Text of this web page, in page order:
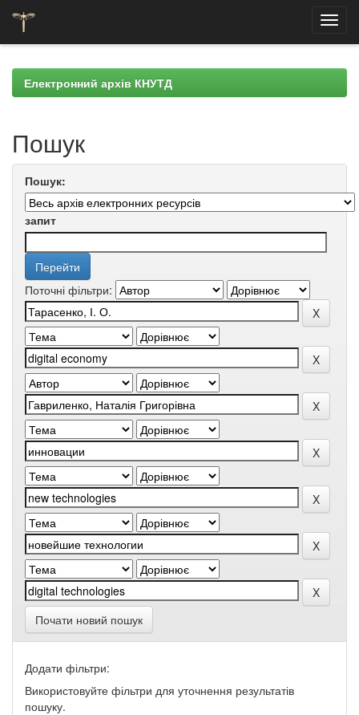
navigationЕлектронний архів КНУТД
Пошук
Пошук:
запит
Поточні фільтри:
Почати новий пошук
Додати фільтри:
Використовуйте фільтри для уточнення результатів
пошуку.